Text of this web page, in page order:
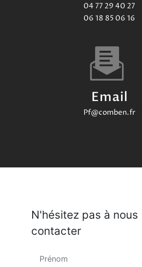
04 77 29 40 27
06 18 85 06 16
Email
pf@comben.fr
N'hésitez pas à nous
contacter